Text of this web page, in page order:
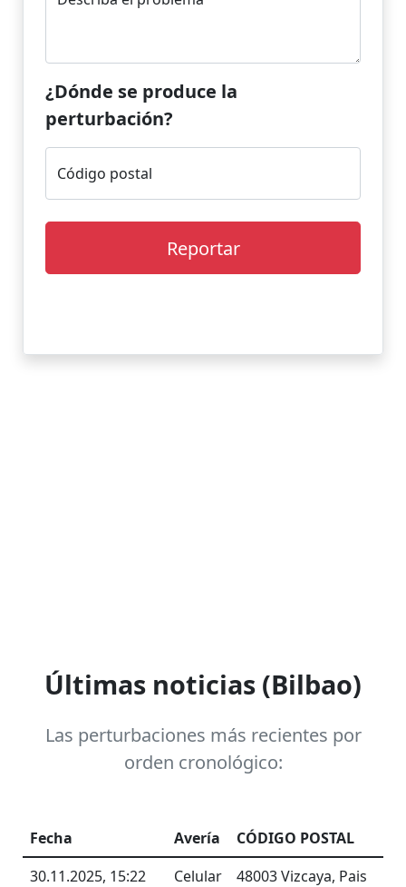
¿Dónde se produce la
perturbación?
Código postal
Reportar
Últimas noticias (Bilbao)
Las perturbaciones más recientes por
orden cronológico:
Fecha Avería
CÓDIGO POSTAL
30.11.2025, 15:22
Celular
48003 Vizcaya, Pais